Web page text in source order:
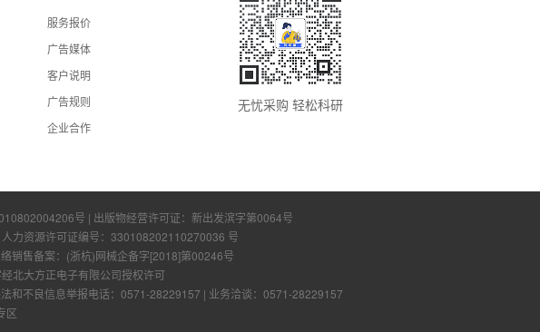
服务报价
广告媒体
客户说明
广告规则
企业合作
无忧采购 轻松科研
号 | 出版物经营许可证： 新出发滨字第0064号
人力资源许可证编号： 330108202110270036 号
销售备案：(浙杭)网械企备字[2018]第00246号
北大方正电子有限公司授权许可
和不良信息举报电话：0571-28229157 | 业务洽谈：0571-28229157
区